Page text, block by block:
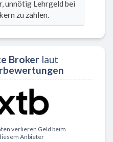
unnötig Lehrgeld bei
zu zahlen.
Brokerlaut
verlieren Geld beim
Anbieter